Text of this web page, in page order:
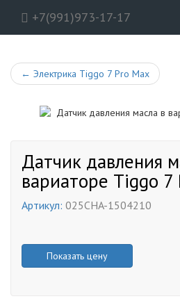
+7(991)973-17-17
← Электрика Tiggo 7 Pro Max
Датчик давления
вариаторе Tiggo 7
Артикул: 025CHA-1504210
Показать цену